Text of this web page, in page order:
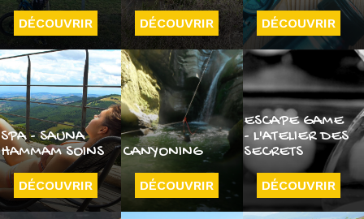
DÉCOUVRIR DÉCOUVRIR DÉCOUVRIR
SPA - SAUNA
HAMMAM SOINS
DÉCOUVRIR
CANYONING
DÉCOUVRIR
ESCAPE GAME
- L'ATELIER DES
SECRETS
DÉCOUVRIR